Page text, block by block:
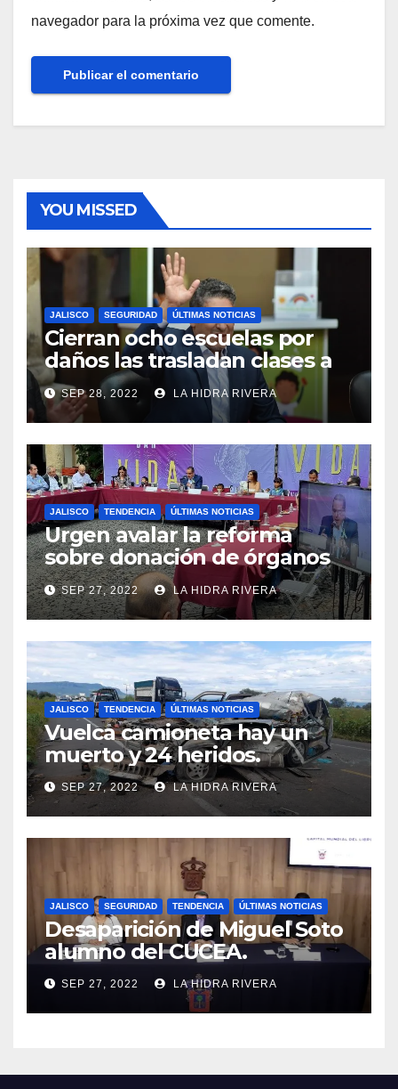
navegador para la próxima vez que comente.
YOU MISSED
JALISCO SEGURIDAD ÚLTIMAS NOTICIAS
Cierran ocho escuelas por
daños las trasladan clases a
sedes alternas.
SEP 28, 2022 LA HIDRA RIVERA
JALISCO TENDENCIA ÚLTIMAS NOTICIAS
Urgen avalar la reforma
sobre donación de órganos
en Jalisco.
SEP 27, 2022 LA HIDRA RIVERA
JALISCO TENDENCIA ÚLTIMAS NOTICIAS
Vuelca camioneta hay un
muerto y 24 heridos.
SEP 27, 2022 LA HIDRA RIVERA
JALISCO SEGURIDAD TENDENCIA ÚLTIMAS NOTICIAS
Desaparición de Miguel Soto
alumno del CUCEA.
SEP 27, 2022 LA HIDRA RIVERA